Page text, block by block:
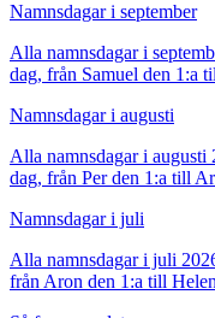
Namnsdagar i september
Alla namnsdagar i
dag, från Samuel den 1:a
Namnsdagar i augusti
Alla namnsdagar i augusti
dag, från Per den 1:a till
Namnsdagar i juli
Alla namnsdagar i juli
från Aron den 1:a till